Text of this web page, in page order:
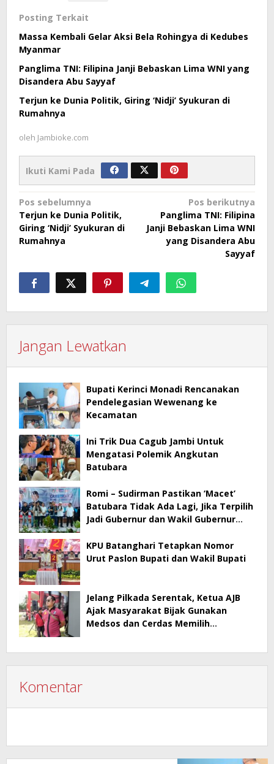
Posting Terkait
Massa Kembali Gelar Aksi Bela Rohingya di Kedubes
Myanmar
Panglima TNI: Filipina Janji Bebaskan Lima WNI yang
Disandera Abu Sayyaf
Terjun ke Dunia Politik, Giring ‘Nidji’ Syukuran di
Rumahnya
oleh Jambioke.com
Ikuti Kami Pada
Navigasi
pos
Pos sebelumnya
Terjun ke Dunia Politik,
Giring ‘Nidji’ Syukuran di
Rumahnya
Pos berikutnya
Panglima TNI: Filipina
Janji Bebaskan Lima WNI
yang Disandera Abu
Sayyaf
Jangan Lewatkan
Bupati Kerinci Monadi Rencanakan
Pendelegasian Wewenang ke
Kecamatan
Ini Trik Dua Cagub Jambi Untuk
Mengatasi Polemik Angkutan
Batubara
Romi – Sudirman Pastikan ‘Macet’
Batubara Tidak Ada Lagi, Jika Terpilih
Jadi Gubernur dan Wakil Gubernur
KPU Batanghari Tetapkan Nomor
Urut Paslon Bupati dan Wakil Bupati
Jelang Pilkada Serentak, Ketua AJB
Ajak Masyarakat Bijak Gunakan
Medsos dan Cerdas Memilih
Komentar